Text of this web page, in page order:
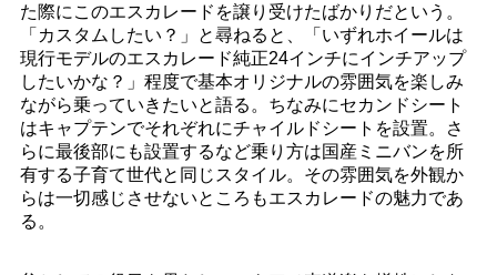
た際にこのエスカレードを譲り受けたばかりだという。
「カスタムしたい？」と尋ねると、「いずれホイールは
現行モデルのエスカレード純正24インチにインチアップ
したいかな？」程度で基本オリジナルの雰囲気を楽しみ
ながら乗っていきたいと語る。ちなみにセカンドシート
はキャプテンでそれぞれにチャイルドシートを設置。さ
らに最後部にも設置するなど乗り方は国産ミニバンを所
有する子育て世代と同じスタイル。その雰囲気を外観か
らは一切感じさせないところもエスカレードの魅力であ
る。